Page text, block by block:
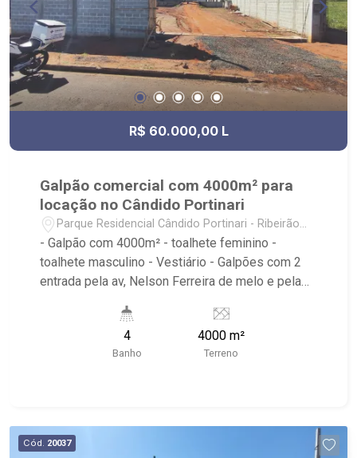
R$ 60.000,00 L
Galpão comercial com 4000m² para
locação no Cândido Portinari
Parque Residencial Cândido Portinari - Ribeirão
Preto/SP
- Galpão com 4000m² - toalhete feminino -
toalhete masculino - Vestiário - Galpões com 2
entrada pela av, Nelson Ferreira de melo e pela
Imóveis, referência em venda, compra e locação.
- Sinta-se em casa na Ribeirão Imóveis, afinal
Somos e Vivemos Ribeirão: - funcionários
para Venda, Compra e Locação, imobiliária é
Ribeirão Imóveis - sede na Av. Professor João
4
Banho
4000 m²
Terreno
Cód. 20037